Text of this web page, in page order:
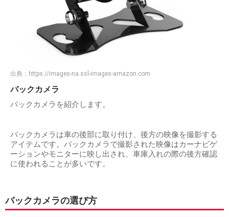
出典： https://images-na.ssl-images-amazon.com
バックカメラ
バックカメラを紹介します。
バックカメラは車の後部に取り付け、後方の映像を撮影する
アイテムです。バックカメラで撮影された映像はカーナビゲ
ーションやモニターに映し出され、車庫入れの際の後方確認
に使われることが多いです。
バックカメラの選び方